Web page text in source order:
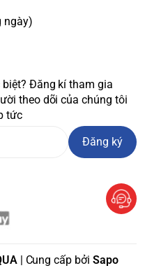
ngày)
Đăng kí tham gia
theo dõi của chúng tôi
tức
Đăng ký
| Cung cấp bởi Sapo